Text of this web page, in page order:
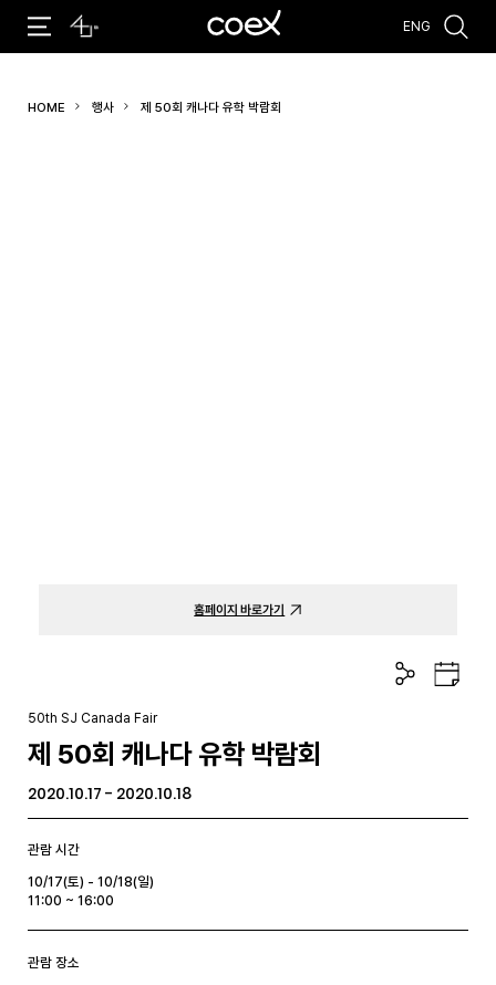
#코엑스 전시 #행사 #주차안내
ENG
HOME 행사 제 50회 캐나다 유학 박람회
홈페이지 바로가기
공
유
구
글
50th SJ Canada Fair
제 50회 캐나다 유학 박람회
2020.10.17 - 2020.10.18
관람 시간
10/17(토) - 10/18(일)
11:00 ~ 16:00
관람 장소